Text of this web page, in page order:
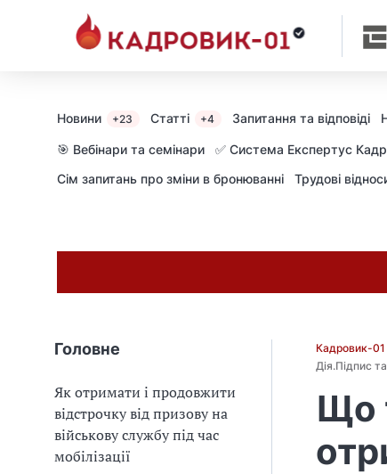
Новини +23 Статті +4 Запитання та відповіді
🎯 Вебінари та семінари ✅ Система Експертус
Сім запитань про зміни в бронюванні
Трудові
Головне
Як отримати і продовжити
відстрочку від призову на
військову службу під час
мобілізації
Кадровик-01
Дія.Підпис
Що